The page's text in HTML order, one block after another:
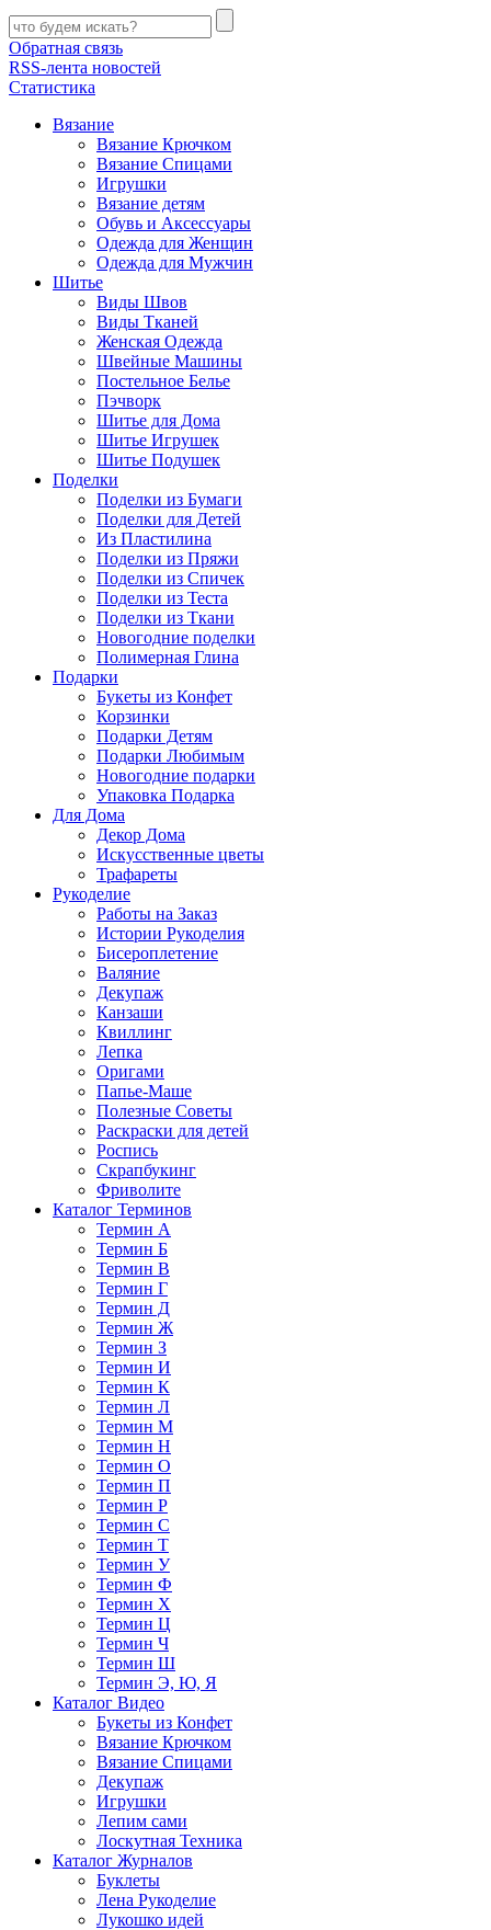
Обратная связь
RSS-лента новостей
Статистика
Вязание
Вязание Крючком
Вязание Спицами
Игрушки
Вязание детям
Обувь и Аксессуары
Одежда для Женщин
Одежда для Мужчин
Шитье
Виды Швов
Виды Тканей
Женская Одежда
Швейные Машины
Постельное Белье
Пэчворк
Шитье для Дома
Шитье Игрушек
Шитье Подушек
Поделки
Поделки из Бумаги
Поделки для Детей
Из Пластилина
Поделки из Пряжи
Поделки из Спичек
Поделки из Теста
Поделки из Ткани
Новогодние поделки
Полимерная Глина
Подарки
Букеты из Конфет
Корзинки
Подарки Детям
Подарки Любимым
Новогодние подарки
Упаковка Подарка
Для Дома
Декор Дома
Искусственные цветы
Трафареты
Рукоделие
Работы на Заказ
Истории Рукоделия
Бисероплетение
Валяние
Декупаж
Канзаши
Квиллинг
Лепка
Оригами
Папье-Маше
Полезные Советы
Раскраски для детей
Роспись
Скрапбукинг
Фриволите
Каталог Терминов
Термин А
Термин Б
Термин В
Термин Г
Термин Д
Термин Ж
Термин З
Термин И
Термин К
Термин Л
Термин М
Термин Н
Термин О
Термин П
Термин Р
Термин С
Термин Т
Термин У
Термин Ф
Термин Х
Термин Ц
Термин Ч
Термин Ш
Термин Э, Ю, Я
Каталог Видео
Букеты из Конфет
Вязание Крючком
Вязание Спицами
Декупаж
Игрушки
Лепим сами
Лоскутная Техника
Каталог Журналов
Буклеты
Лена Рукоделие
Лукошко идей